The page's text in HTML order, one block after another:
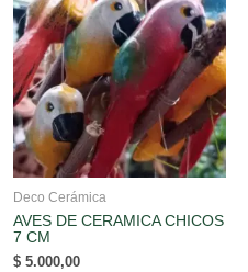
Deco Cerámica
AVES DE CERAMICA CHICOS
7 CM
$ 5.000,00